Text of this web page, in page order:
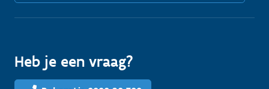
Heb je een vraag?